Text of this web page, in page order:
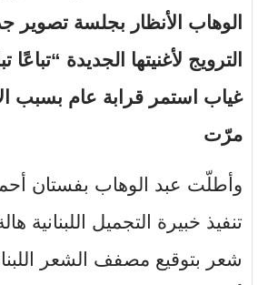
الوهاب الأنظار بجلسة تصوير
الترويج لأغنيتها الجديدة “تباعًا
غياب استمر قرابة عام بسبب
مرّت
وأطلّت عبد الوهاب بفستان
تنفيذ خبيرة التجميل اللبنانية
شعر بتوقيع مصفف الشعر